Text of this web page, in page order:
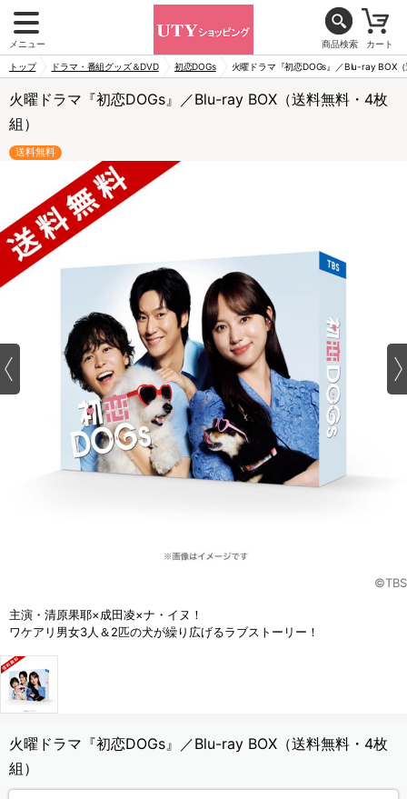
メニュー 商品検索 カート
トップ ドラマ・番組グッズ＆DVD 初恋DOGs 火曜ドラマ『初恋DOGs』／Blu-ray BOX
火曜ドラマ『初恋DOGs』／Blu-ray BOX（送料無料・4枚
組）
送料無料
©TBS
主演・清原果耶×成田凌×ナ・イヌ！
ワケアリ男女3人＆2匹の犬が繰り広げるラブストーリー！
火曜ドラマ『初恋DOGs』／Blu-ray BOX（送料無料・4枚
組）